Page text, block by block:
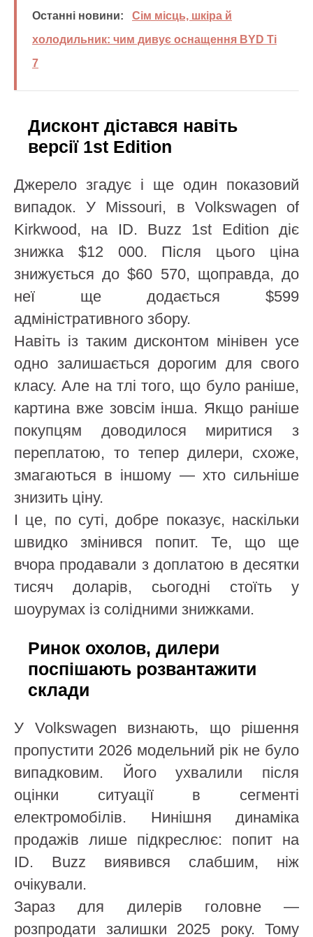
Останні новини:
Сім місць, шкіра й
холодильник: чим дивує оснащення BYD Ti
7
Дисконт дістався навіть
версії 1st Edition
Джерело згадує і ще один показовий
випадок. У Missouri, в Volkswagen of
Kirkwood, на ID. Buzz 1st Edition діє
знижка $12 000. Після цього ціна
знижується до $60 570, щоправда, до
неї ще додається $599
адміністративного збору.
Навіть із таким дисконтом мінівен усе
одно залишається дорогим для свого
класу. Але на тлі того, що було раніше,
картина вже зовсім інша. Якщо раніше
покупцям доводилося миритися з
переплатою, то тепер дилери, схоже,
змагаються в іншому — хто сильніше
знизить ціну.
І це, по суті, добре показує, наскільки
швидко змінився попит. Те, що ще
вчора продавали з доплатою в десятки
тисяч доларів, сьогодні стоїть у
шоурумах із солідними знижками.
Ринок охолов, дилери
поспішають розвантажити
склади
У Volkswagen визнають, що рішення
пропустити 2026 модельний рік не було
випадковим. Його ухвалили після
оцінки ситуації в сегменті
електромобілів. Нинішня динаміка
продажів лише підкреслює: попит на
ID. Buzz виявився слабшим, ніж
очікували.
Зараз для дилерів головне —
розпродати залишки 2025 року. Тому